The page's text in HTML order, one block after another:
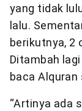
yang tidak
lalu.
berikutnya, 2
Ditambah
baca Alquran
“Artinya ada